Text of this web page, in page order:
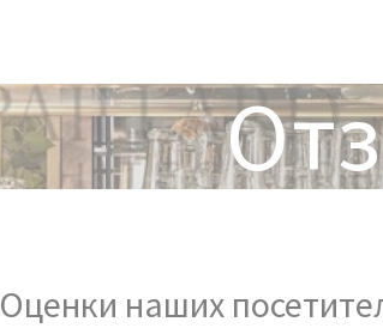
Оценки наших